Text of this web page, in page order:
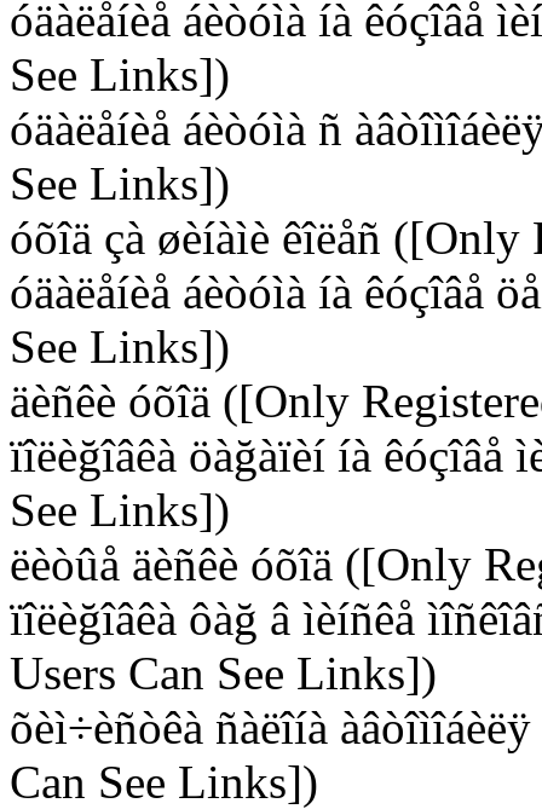
óäàëåíèå áèòóìà íà êóçîâå
See Links])
óäàëåíèå áèòóìà ñ
See Links])
óõîä çà øèíàìè êîëåñ ([Only
óäàëåíèå áèòóìà íà êóçîâå
See Links])
äèñêè óõîä ([Only
ïîëèğîâêà öàğàïèí íà êóçîâå
See Links])
ëèòûå äèñêè óõîä ([Only
ïîëèğîâêà ôàğ â ìèíñêå
Users Can See Links])
õèì÷èñòêà ñàëîíà
Can See Links])